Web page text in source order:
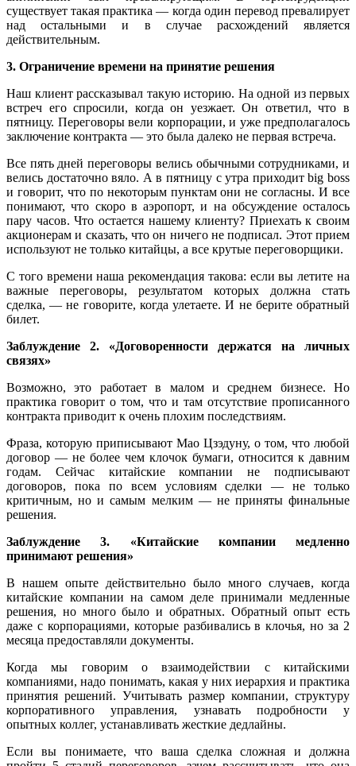
существует такая практика — когда один перевод превалирует
над остальными и в случае расхождений является
действительным.
3. Ограничение времени на принятие решения
Наш клиент рассказывал такую историю. На одной из первых
встреч его спросили, когда он уезжает. Он ответил, что в
пятницу. Переговоры вели корпорации, и уже предполагалось
заключение контракта — это была далеко не первая встреча.
Все пять дней переговоры велись обычными сотрудниками, и
велись достаточно вяло. А в пятницу с утра приходит big boss
и говорит, что по некоторым пунктам они не согласны. И все
понимают, что скоро в аэропорт, и на обсуждение осталось
пару часов. Что остается нашему клиенту? Приехать к своим
акционерам и сказать, что он ничего не подписал. Этот прием
используют не только китайцы, а все крутые переговорщики.
С того времени наша рекомендация такова: если вы летите на
важные переговоры, результатом которых должна стать
сделка, — не говорите, когда улетаете. И не берите обратный
билет.
Заблуждение 2. «Договоренности держатся на личных
связях»
Возможно, это работает в малом и среднем бизнесе. Но
практика говорит о том, что и там отсутствие прописанного
контракта приводит к очень плохим последствиям.
Фраза, которую приписывают Мао Цзэдуну, о том, что любой
договор — не более чем клочок бумаги, относится к давним
годам. Сейчас китайские компании не подписывают
договоров, пока по всем условиям сделки — не только
критичным, но и самым мелким — не приняты финальные
решения.
Заблуждение 3. «Китайские компании медленно
принимают решения»
В нашем опыте действительно было много случаев, когда
китайские компании на самом деле принимали медленные
решения, но много было и обратных. Обратный опыт есть
даже с корпорациями, которые разбивались в клочья, но за 2
месяца предоставляли документы.
Когда мы говорим о взаимодействии с китайскими
компаниями, надо понимать, какая у них иерархия и практика
принятия решений. Учитывать размер компании, структуру
корпоративного управления, узнавать подробности у
опытных коллег, устанавливать жесткие дедлайны.
Если вы понимаете, что ваша сделка сложная и должна